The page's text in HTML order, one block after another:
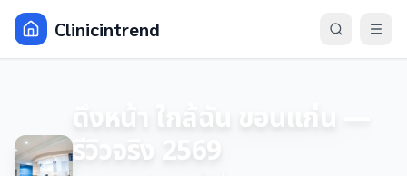
Clinicintrend
ดึงหน้า ใกล้ฉัน ขอนแก่น —
รีวิวจริง 2569